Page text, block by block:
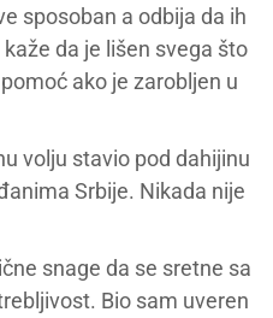
sposoban a odbija da ih
da je lišen svega što
ako je zarobljen u
volju stavio pod dahijinu
Srbije. Nikada nije
snage da se sretne sa
Bio sam uveren